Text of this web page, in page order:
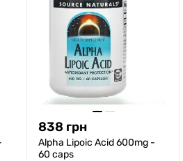
838 грн
Alpha Lipoic Acid 600mg -
60 caps